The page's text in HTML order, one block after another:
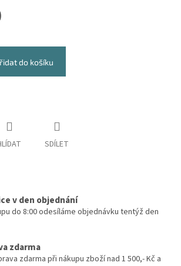
do košíku
SDÍLET
v den objednání
do 8:00 odesíláme objednávku tentýž den
zdarma
zdarma při nákupu zboží nad 1 500,- Kč a